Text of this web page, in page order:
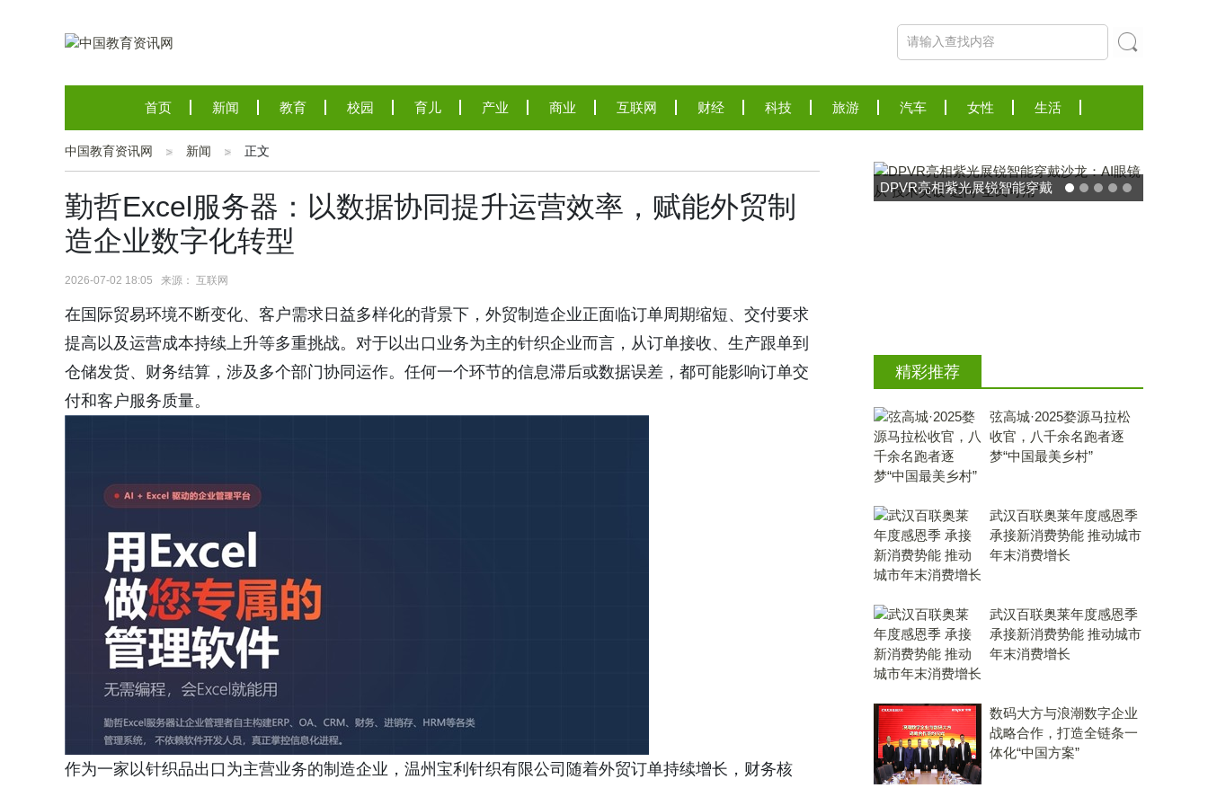
首页 新闻 教育 校园 育儿 产业 商业 互联网 财经 科技 旅游 汽车 女性 生活
中国教育资讯网 新闻 正文
勤哲Excel服务器：以数据协同提升运营效率，赋能外贸制
造企业数字化转型
2026-07-02 18:05 来源： 互联网
在国际贸易环境不断变化、客户需求日益多样化的背景下，外贸制造企业正面临订单周期缩短、交付要求
提高以及运营成本持续上升等多重挑战。对于以出口业务为主的针织企业而言，从订单接收、生产跟单到
仓储发货、财务结算，涉及多个部门协同运作。任何一个环节的信息滞后或数据误差，都可能影响订单交
付和客户服务质量。
作为一家以针织品出口为主营业务的制造企业，温州宝利针织有限公司随着外贸订单持续增长，财务核
DPVR亮相紫光展锐智能穿戴
精彩推荐
弦高城·2025婺源马拉松
收官，八千余名跑者逐
梦“中国最美乡村”
武汉百联奥莱年度感恩季
承接新消费势能 推动城市
年末消费增长
武汉百联奥莱年度感恩季
承接新消费势能 推动城市
年末消费增长
数码大方与浪潮数字企业
战略合作，打造全链条一
体化“中国方案”